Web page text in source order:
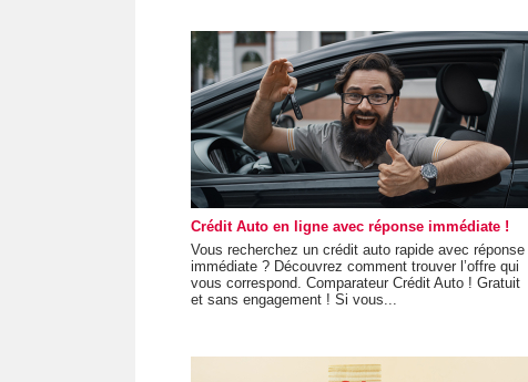
Crédit Auto en ligne avec réponse immédiate !
Vous recherchez un crédit auto rapide avec réponse
immédiate ? Découvrez comment trouver l’offre qui
vous correspond. Comparateur Crédit Auto ! Gratuit
et sans engagement ! Si vous...